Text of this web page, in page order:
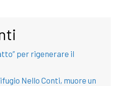
per rigenerare il
Nello Conti, muore un